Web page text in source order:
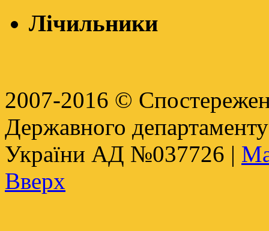
Лічильники
2007-2016 ©
Державного
України АД №037726 |
Вверх